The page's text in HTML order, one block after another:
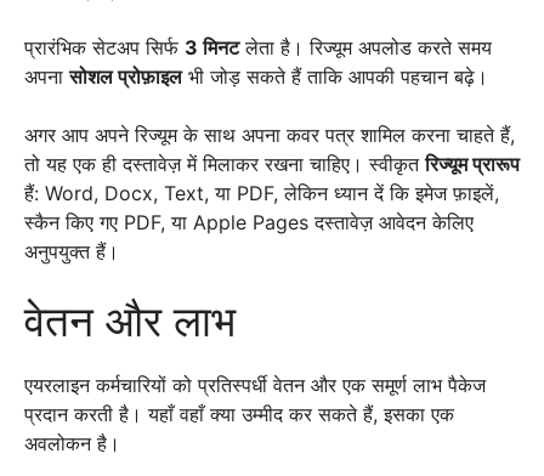
प्रारंभिक सेटअप सिर्फ 3 मिनटलेता है। रिज्यूम अपलोड करते समय
अपनासोशल प्रोफ़ाइलभी जोड़ सकते हैं ताकि आपकी पहचान बढ़े।
अगर आप अपने रिज्यूम के साथ अपना कवर पत्र शामिल करना चाहते हैं,
तो यह एक ही दस्तावेज़ में मिलाकर रखना चाहिए। स्वीकृतरिज्यूम प्रारूप
हैं: Word, Docx, Text, या PDF, लेकिन ध्यान दें कि इमेज फ़ाइलें,
स्कैन किए गए PDF, या Apple Pages दस्तावेज़ आवेदन केलिए
अनुपयुक्त हैं।
वेतन और लाभ
एयरलाइन कर्मचारियों को प्रतिस्पर्धी वेतन और एक समूर्ण लाभ पैकेज
प्रदान करती है। यहाँ वहाँ क्या उम्मीद कर सकते हैं, इसका एक
अवलोकन है।